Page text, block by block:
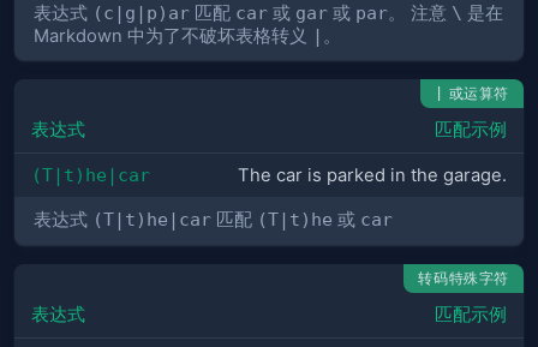
表达式 (c|g|p)ar 匹配 car 或 gar 或 par。 注意 \ 是在
Markdown 中为了不破坏表格转义
| 。
或运算符
表达式 匹配示例
(T|t)he|car The car is parked in the garage.
表达式 (T|t)he|car 匹配 (T|t)he 或 car
转码特殊字符
表达式 匹配示例